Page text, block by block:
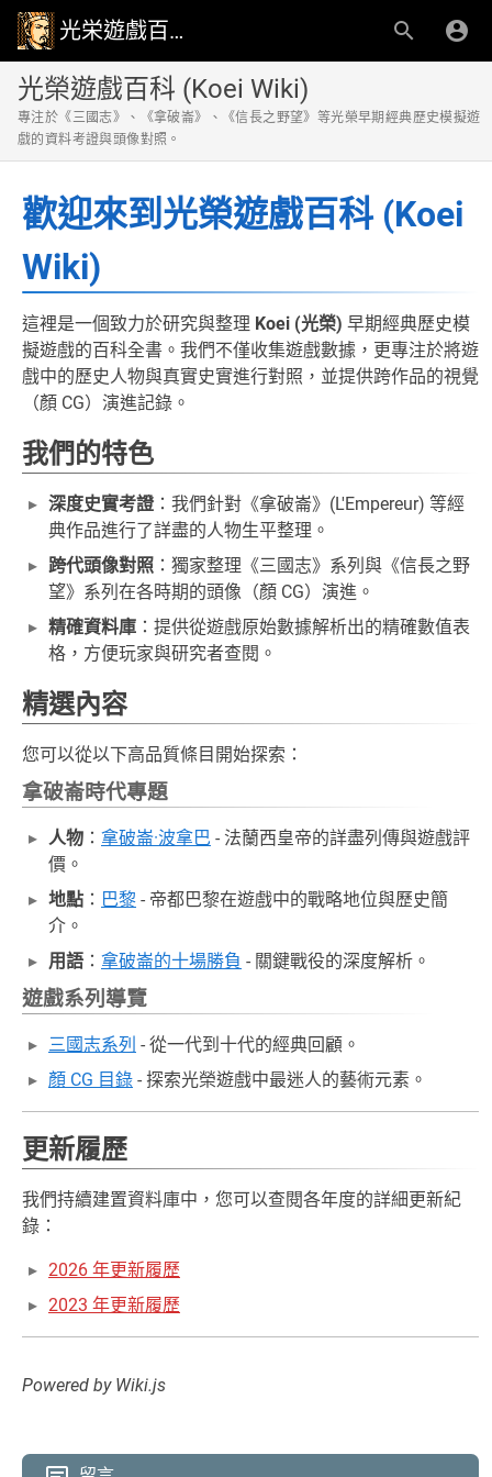
光栄遊戲百科事典
光榮遊戲百科 (Koei Wiki)
專注於《三國志》、《拿破崙》、《信長之野望》等光榮早期經典歷史模擬遊
戲的資料考證與頭像對照。
歡迎來到光榮遊戲百科 (Koei
Wiki)
這裡是一個致力於研究與整理 Koei (光榮) 早期經典歷史模
擬遊戲的百科全書。我們不僅收集遊戲數據，更專注於將遊
戲中的歷史人物與真實史實進行對照，並提供跨作品的視覺
（顏 CG）演進記錄。
我們的特色
深度史實考證 ：我們針對《拿破崙》(L'Empereur) 等經
典作品進行了詳盡的人物生平整理。
跨代頭像對照 ：獨家整理《三國志》系列與《信長之野
望》系列在各時期的頭像（顏 CG）演進。
精確資料庫 ：提供從遊戲原始數據解析出的精確數值表
格，方便玩家與研究者查閱。
精選內容
您可以從以下高品質條目開始探索：
拿破崙時代專題
人物 ： 拿破崙·波拿巴 - 法蘭西皇帝的詳盡列傳與遊戲評
價。
地點 ： 巴黎 - 帝都巴黎在遊戲中的戰略地位與歷史簡
介。
用語 ： 拿破崙的十場勝負 - 關鍵戰役的深度解析。
遊戲系列導覽
三國志系列 - 從一代到十代的經典回顧。
顏 CG 目錄 - 探索光榮遊戲中最迷人的藝術元素。
更新履歷
我們持續建置資料庫中，您可以查閱各年度的詳細更新紀
錄：
2026 年更新履歷
2023 年更新履歷
Powered by Wiki.js